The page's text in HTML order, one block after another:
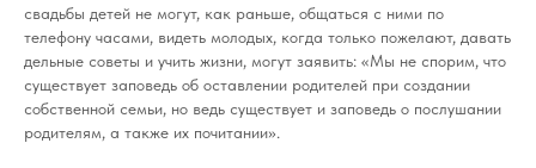
свадьбы детей не могут, как раньше, общаться с ними по
телефону часами, видеть молодых, когда только пожелают, давать
дельные советы и учить жизни, могут заявить: «Мы не спорим, что
существует заповедь об оставлении родителей при создании
собственной семьи, но ведь существует и заповедь о послушании
родителям, а также их почитании».